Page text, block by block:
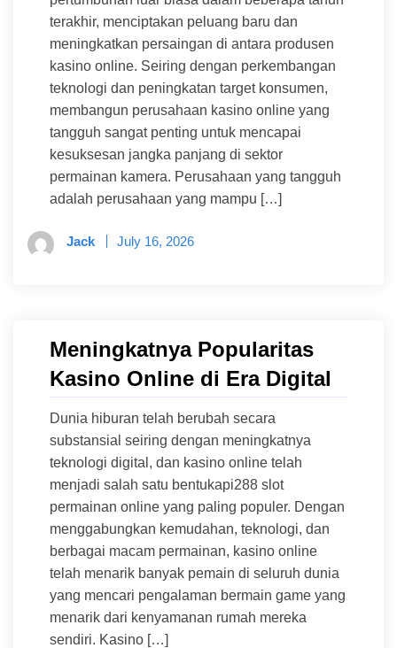
terakhir, menciptakan peluang baru dan
meningkatkan persaingan di antara produsen
kasino online. Seiring dengan perkembangan
teknologi dan peningkatan target konsumen,
membangun perusahaan kasino online yang
tangguh sangat penting untuk mencapai
kesuksesan jangka panjang di sektor
permainan kamera. Perusahaan yang tangguh
adalah perusahaan yang mampu […]
Jack July 16, 2026
Meningkatnya Popularitas
Kasino Online di Era Digital
Dunia hiburan telah berubah secara
substansial seiring dengan meningkatnya
teknologi digital, dan kasino online telah
menjadi salah satu bentukapi288 slot
permainan online yang paling populer. Dengan
menggabungkan kemudahan, teknologi, dan
berbagai macam permainan, kasino online
telah menarik banyak pemain di seluruh dunia
yang mencari pengalaman bermain game yang
menarik dari kenyamanan rumah mereka
sendiri. Kasino […]